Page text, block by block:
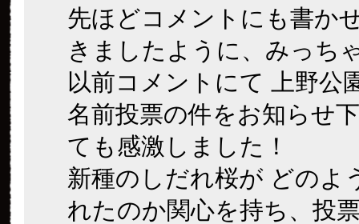
先ほどコメントにも書か
きましたように、みっち
以前コメントにて 上野公
名前投票の件をお知らせ
ても感激しました！
新種のしだれ桜が どのよ
れたのか関心を持ち、投